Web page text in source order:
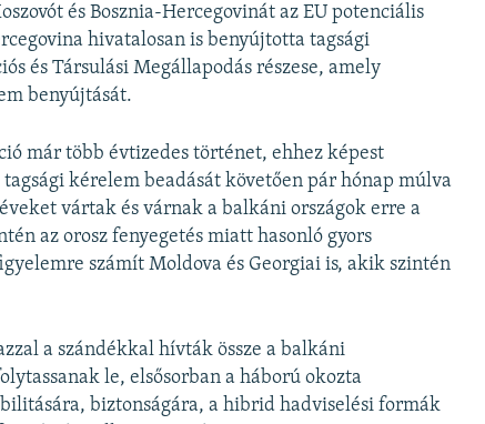
és Bosznia-Hercegovinát az EU potenciális
hivatalosan is benyújtotta tagsági
és Társulási Megállapodás részese, amely
benyújtását.
már több évtizedes történet, ehhez képest
kérelem beadását követően pár hónap múlva
vártak és várnak a balkáni országok erre a
az orosz fenyegetés miatt hasonló gyors
számít Moldova és Georgiai is, akik szintén
a szándékkal hívták össze a balkáni
le, elsősorban a háború okozta
biztonságára, a hibrid hadviselési formák